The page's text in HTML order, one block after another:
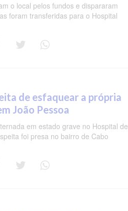
o local pelos fundos e dispararam
foram transferidas para o Hospital
de esfaquear a própria
João Pessoa
em estado grave no Hospital de
foi presa no bairro de Cabo